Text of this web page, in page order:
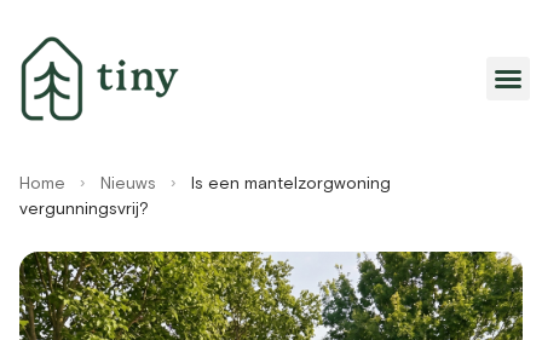
Home › Nieuws ›
Is een mantelzorgwoning
vergunningsvrij?